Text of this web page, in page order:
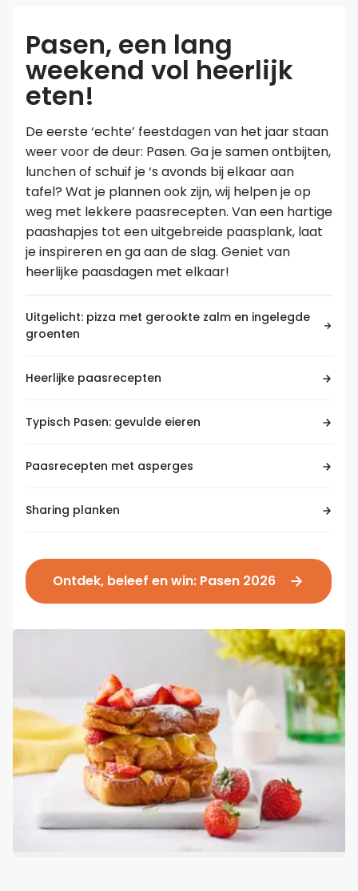
Leer koken als een chef
Kooktips & blogs
Pasen, een lang
weekend vol heerlijk
eten!
De eerste ‘echte’ feestdagen van het jaar staan
weer voor de deur: Pasen. Ga je samen ontbijten,
lunchen of schuif je ‘s avonds bij elkaar aan
tafel? Wat je plannen ook zijn, wij helpen je op
weg met lekkere paasrecepten. Van een hartige
paashapjes tot een uitgebreide paasplank, laat
je inspireren en ga aan de slag. Geniet van
heerlijke paasdagen met elkaar!
Uitgelicht: pizza met gerookte zalm en ingelegde
groenten
Heerlijke paasrecepten
Typisch Pasen: gevulde eieren
Paasrecepten met asperges
Sharing planken
Ontdek, beleef en win: Pasen 2026